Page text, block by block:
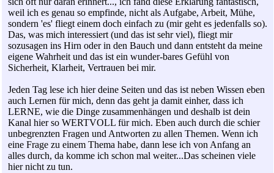
weil ich es genau so empfinde, nicht als Aufgabe, Arbeit, Mühe,
sondern 'es' fliegt einem doch einfach zu (mir geht es jedenfalls so).
Das, was mich interessiert (und das ist sehr viel), fliegt mir
sozusagen ins Hirn oder in den Bauch und dann entsteht da meine
eigene Wahrheit und das ist ein wunder-bares Gefühl von
Sicherheit, Klarheit, Vertrauen bei mir.
Jeden Tag lese ich hier deine Seiten und das ist neben Wissen eben
auch Lernen für mich, denn das geht ja damit einher, dass ich
LERNE, wie die Dinge zusammenhängen und deshalb ist dein
Kanal hier so WERTVOLL für mich. Eben auch durch die schier
unbegrenzten Fragen und Antworten zu allen Themen. Wenn ich
eine Frage zu einem Thema habe, dann lese ich von Anfang an
alles durch, da komme ich schon mal weiter...Das scheinen viele
hier nicht zu tun.